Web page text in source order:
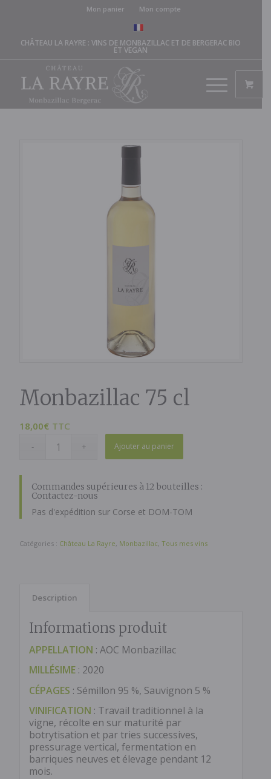
Mon panier Mon compte
CHÂTEAU LA RAYRE : VINS DE MONBAZILLAC ET DE BERGERAC BIO
ET VEGAN
Monbazillac 75 cl
18,00€ TTC
Ajouter au panier
Commandes supérieures à 12 bouteilles :
Contactez-nous
Pas d'expédition sur Corse et DOM-TOM
Catégories : Château La Rayre, Monbazillac,Tous mes vins
Description
Informations produit
APPELLATION : AOC Monbazillac
MILLÉSIME : 2020
CÉPAGES : Sémillon 95 %, Sauvignon 5 %
VINIFICATION : Travail traditionnel à la
vigne, récolte en sur maturité par
botrytisation et par tries successives,
pressurage vertical, fermentation en
barriques neuves et élevage pendant 12
mois.